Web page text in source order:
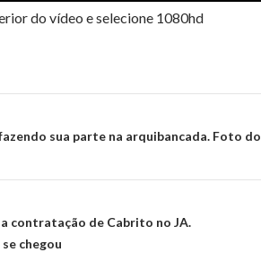
do vídeo e selecione 1080hd
sua parte na arquibancada. Foto do
contratação de Cabrito no JA.
chegou